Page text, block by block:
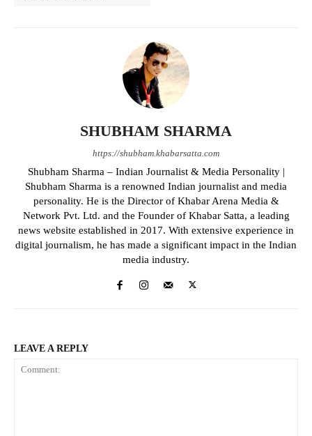
SHUBHAM SHARMA
https://shubham.khabarsatta.com
Shubham Sharma – Indian Journalist & Media Personality |
Shubham Sharma is a renowned Indian journalist and media
personality. He is the Director of Khabar Arena Media &
Network Pvt. Ltd. and the Founder of Khabar Satta, a leading
news website established in 2017. With extensive experience in
digital journalism, he has made a significant impact in the Indian
media industry.
LEAVE A REPLY